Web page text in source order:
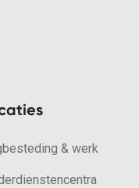
& werk